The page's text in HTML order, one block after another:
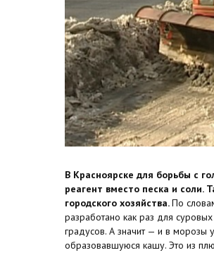
В Красноярске для борьбы с
реагент вместо песка и соли.
городского хозяйства.По
разработано как раз для
градусов. А значит — и в морозы
образовавшуюся кашу. Это из